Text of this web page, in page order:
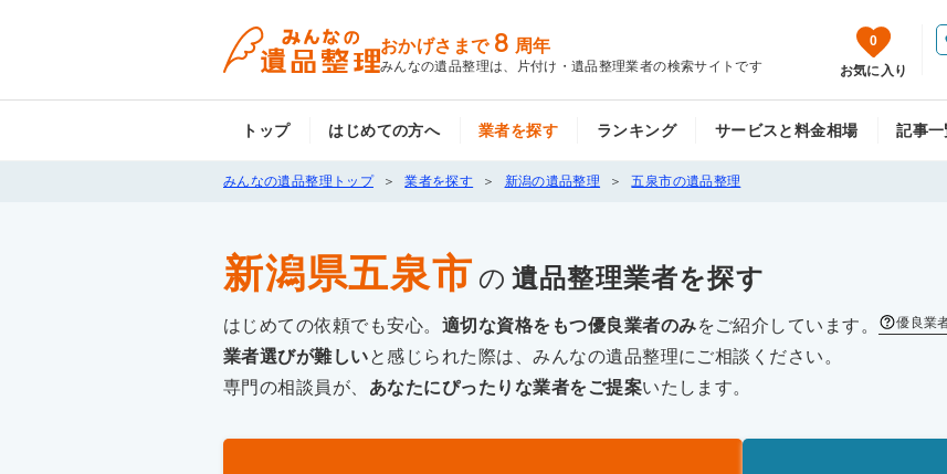
おかげさまで 8 周年
みんなの遺品整理は、片付け・遺品整理業者の検索サイトです
0
お気に入り
トップ はじめての方へ 業者を探す ランキング サービスと料金相場 記事一
みんなの遺品整理トップ 業者を探す 新潟の遺品整理 五泉市の遺品整理
新潟県五泉市 の 遺品整理業者を探す
はじめての依頼でも安心。 適切な資格をもつ優良業者のみをご紹介しています。 優良業
業者選びが難しいと感じられた際は、みんなの遺品整理にご相談ください。
専門の相談員が、 あなたにぴったりな業者をご提案いたします。